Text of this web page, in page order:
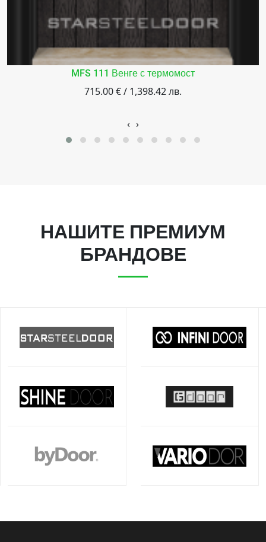
MFS 111 Венге с термомост
715.00 € / 1,398.42 лв.
‹ ›
НАШИТЕ ПРЕМИУМ
БРАНДОВЕ